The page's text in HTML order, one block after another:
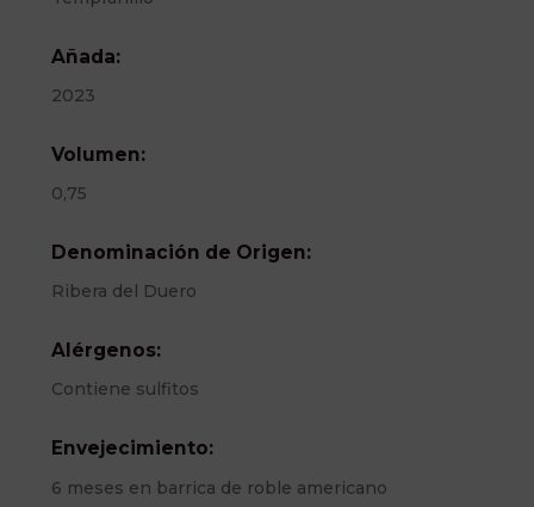
Añada:
2023
Volumen:
0,75
Denominación de Origen:
Ribera del Duero
Alérgenos:
Contiene sulfitos
Envejecimiento:
6 meses en barrica de roble americano